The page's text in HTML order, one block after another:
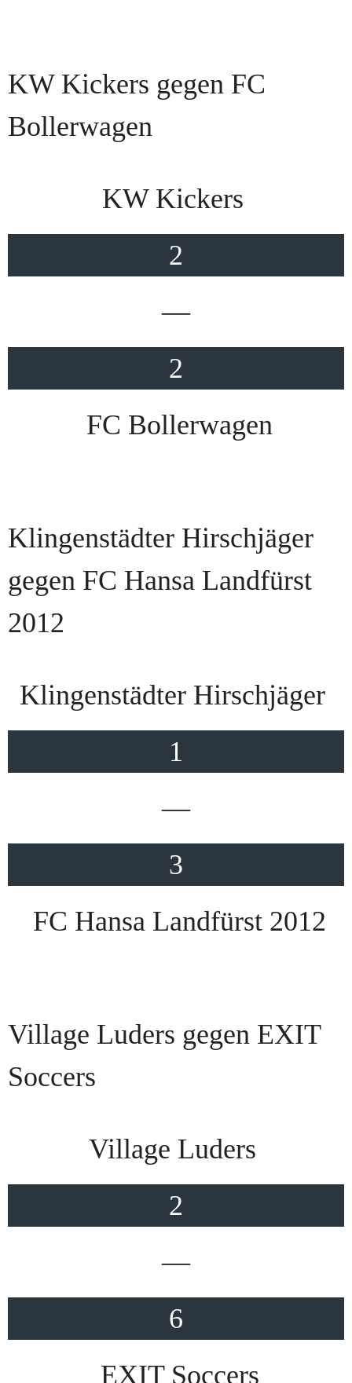
KW Kickers gegen FC
Bollerwagen
KW Kickers
2
—
2
FC Bollerwagen
Klingenstädter Hirschjäger
gegen FC Hansa Landfürst
2012
Klingenstädter Hirschjäger
1
—
3
FC Hansa Landfürst 2012
Village Luders gegen EXIT
Soccers
Village Luders
2
—
6
EXIT Soccers